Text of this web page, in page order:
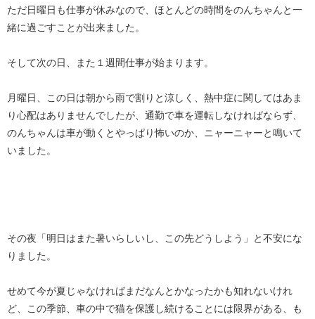
ただ日曜日も仕事が休みなので、ほとんどの時間をのんちゃんと一
緒に過ごすことが出来ました。
そして次の日、また１週間仕事が始まります。
月曜日、この日は朝から雨で割りと涼しく、熱中症に関してはあま
り心配はありませんでしたが、通勤で車を運転しなければならず、
のんちゃんは車が動くとやっぱり怖いのか、ニャーニャーと鳴いて
いました。
その夜「明日はまた暑いらしいし、この先どうしよう」と不安にな
りました。
せめて今が夏じゃなければまだなんとかなったかも知れないけれ
ど、この季節、車の中で猫を保護し続けることには限界がある、も